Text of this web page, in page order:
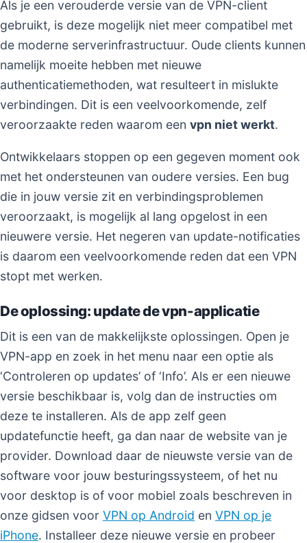
Als je een verouderde versie van de VPN-client
gebruikt, is deze mogelijk niet meer compatibel met
de moderne serverinfrastructuur. Oude clients kunnen
namelijk moeite hebben met nieuwe
authenticatiemethoden, wat resulteert in mislukte
verbindingen. Dit is een veelvoorkomende, zelf
veroorzaakte reden waarom een vpn niet werkt.
Ontwikkelaars stoppen op een gegeven moment ook
met het ondersteunen van oudere versies. Een bug
die in jouw versie zit en verbindingsproblemen
veroorzaakt, is mogelijk al lang opgelost in een
nieuwere versie. Het negeren van update-notificaties
is daarom een veelvoorkomende reden dat een VPN
stopt met werken.
De oplossing: update de vpn-applicatie
Dit is een van de makkelijkste oplossingen. Open je
VPN-app en zoek in het menu naar een optie als
‘Controleren op updates’ of ‘Info’. Als er een nieuwe
versie beschikbaar is, volg dan de instructies om
deze te installeren. Als de app zelf geen
updatefunctie heeft, ga dan naar de website van je
provider. Download daar de nieuwste versie van de
software voor jouw besturingssysteem, of het nu
voor desktop is of voor mobiel zoals beschreven in
onze gidsen voor VPN op Android en VPN op je
iPhone. Installeer deze nieuwe versie en probeer